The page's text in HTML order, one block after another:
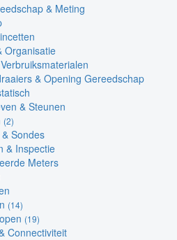
& Meting
Organisatie
& Opening Gereedschap
& Steunen
(2)
Sondes
& Inspectie
Meters
(14)
(19)
Connectiviteit